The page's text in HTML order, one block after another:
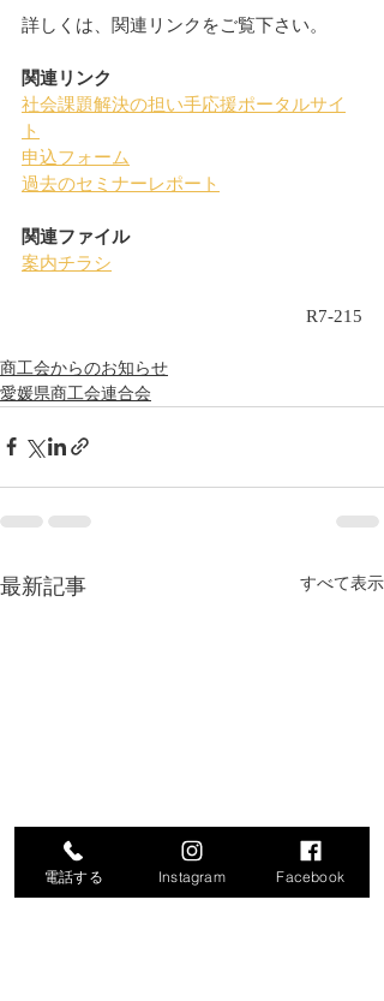
詳しくは、関連リンクをご覧下さい。
関連リンク
社会課題解決の担い手応援ポータルサイ
ト
申込フォーム
過去のセミナーレポート
関連ファイル
案内チラシ
R7-215
商工会からのお知らせ
愛媛県商工会連合会
最新記事 すべて表示
電話する Instagram Facebook